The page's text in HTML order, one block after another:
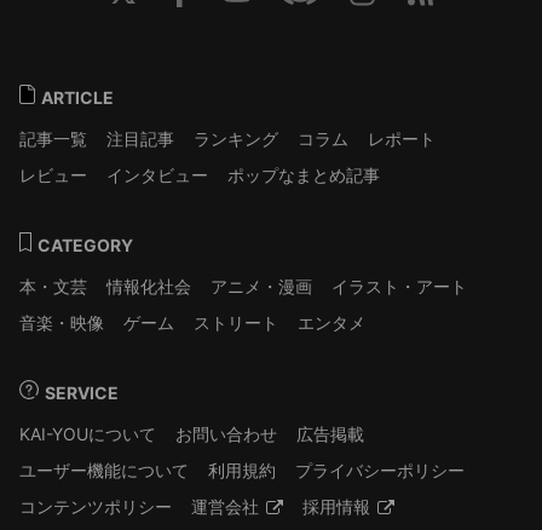
ARTICLE
記事一覧
注目記事 ランキング コラム
レポート
レビュー
インタビュー ポップなまとめ記事
CATEGORY
本・文芸
情報化社会 アニメ・漫画
イラスト・アート
音楽・映像
ゲーム ストリート エンタメ
SERVICE
KAI-YOUについて
お問い合わせ
広告掲載
ユーザー機能について
利用規約
プライバシーポリシー
コンテンツポリシー
運営会社 採用情報